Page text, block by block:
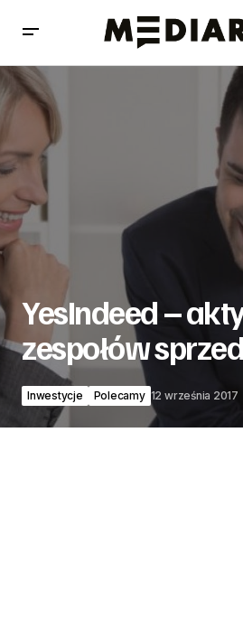
YesIndeed – aktywizacja
YesIndeed –
zespołów
Inwestycje Polecamy 12 września 2017